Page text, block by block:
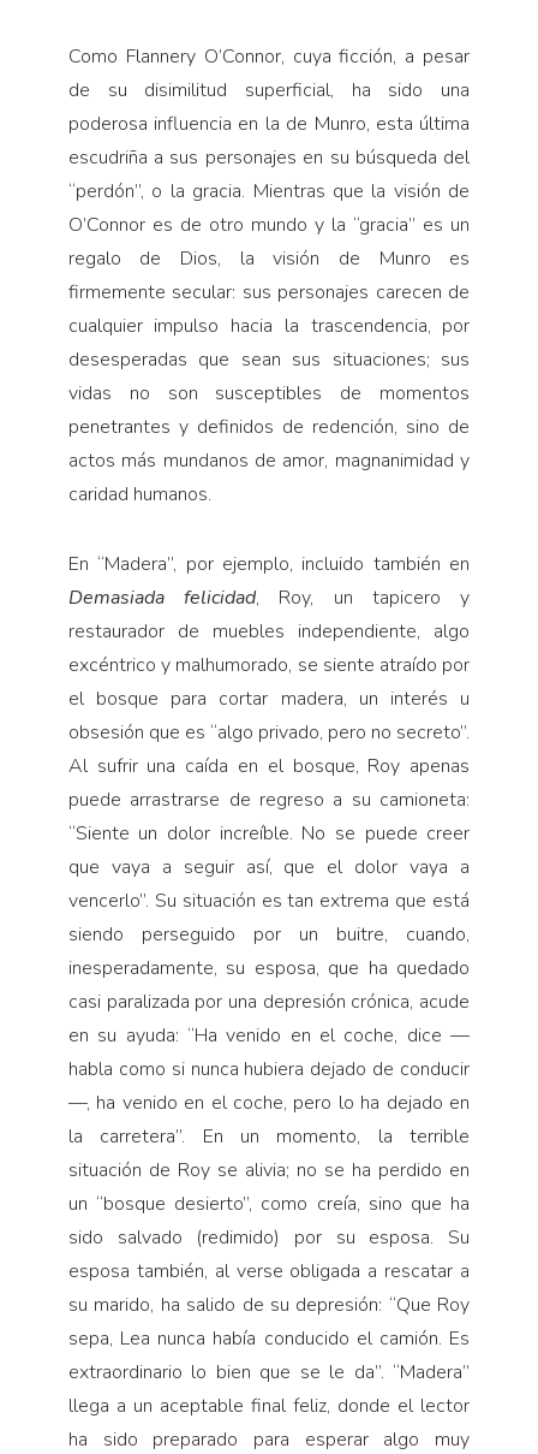
Como Flannery O’Connor, cuya ficción, a pesar
de su disimilitud superficial, ha sido una
poderosa influencia en la de Munro, esta última
escudriña a sus personajes en su búsqueda del
“perdón”, o la gracia. Mientras que la visión de
O’Connor es de otro mundo y la “gracia” es un
regalo de Dios, la visión de Munro es
firmemente secular: sus personajes carecen de
cualquier impulso hacia la trascendencia, por
desesperadas que sean sus situaciones; sus
vidas no son susceptibles de momentos
penetrantes y definidos de redención, sino de
actos más mundanos de amor, magnanimidad y
caridad humanos.
En “Madera”, por ejemplo, incluido también en
Demasiada felicidad, Roy, un tapicero y
restaurador de muebles independiente, algo
excéntrico y malhumorado, se siente atraído por
el bosque para cortar madera, un interés u
obsesión que es “algo privado, pero no secreto”.
Al sufrir una caída en el bosque, Roy apenas
puede arrastrarse de regreso a su camioneta:
“Siente un dolor increíble. No se puede creer
que vaya a seguir así, que el dolor vaya a
vencerlo”. Su situación es tan extrema que está
siendo perseguido por un buitre, cuando,
inesperadamente, su esposa, que ha quedado
casi paralizada por una depresión crónica, acude
en su ayuda: “Ha venido en el coche, dice —
habla como si nunca hubiera dejado de conducir
—, ha venido en el coche, pero lo ha dejado en
la carretera”. En un momento, la terrible
situación de Roy se alivia; no se ha perdido en
un “bosque desierto”, como creía, sino que ha
sido salvado (redimido) por su esposa. Su
esposa también, al verse obligada a rescatar a
su marido, ha salido de su depresión: “Que Roy
sepa, Lea nunca había conducido el camión. Es
extraordinario lo bien que se le da”. “Madera”
llega a un aceptable final feliz, donde el lector
ha sido preparado para esperar algo muy